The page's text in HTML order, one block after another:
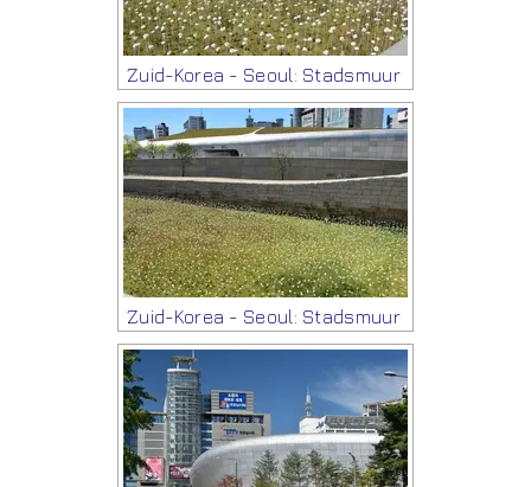
Zuid-Korea - Seoul: Stadsmuur
Zuid-Korea - Seoul: Stadsmuur